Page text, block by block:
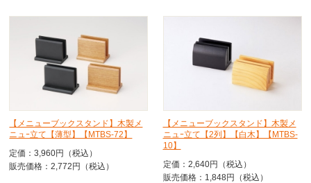
【メニューブックスタンド】木製メ
ニュｰ立て【薄型】【MTBS-72】
定価：3,960円（税込）
販売価格：2,772円（税込）
【メニューブックスタンド】木製メ
ニュｰ立て【2列】【白木】【MTBS-
10】
定価：2,640円（税込）
販売価格：1,848円（税込）